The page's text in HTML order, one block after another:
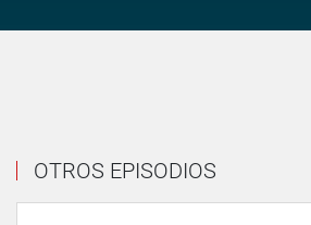
OTROS EPISODIOS